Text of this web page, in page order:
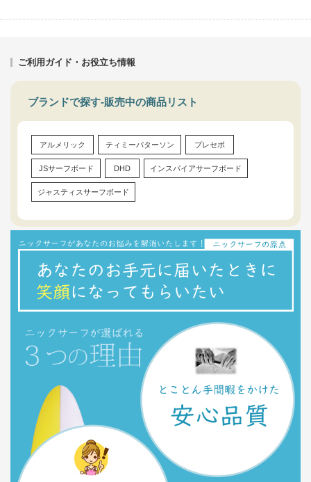
ご利用ガイド・お役立ち情報
ブランドで探す-販売中の商品リスト
アルメリック ティミーパターソン プレセボ
JSサーフボード DHD インスパイアサーフボード
ジャスティスサーフボード